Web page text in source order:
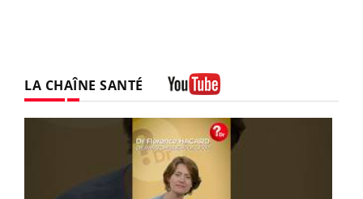
LA CHAÎNE SANTÉ